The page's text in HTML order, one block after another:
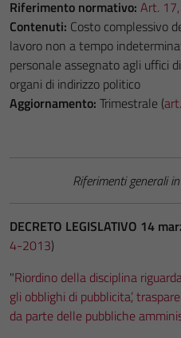
Riferimento normativo: Art.
Contenuti: Costo complessivo
lavoro non a tempo
personale assegnato agli uffici
organi di indirizzo politico
Aggiornamento: Trimestrale (
Riferimenti generali
DECRETO LEGISLATIVO 14
4-2013)
"Riordino della disciplina
gli obblighi di pubblicita’,
da parte delle pubbliche